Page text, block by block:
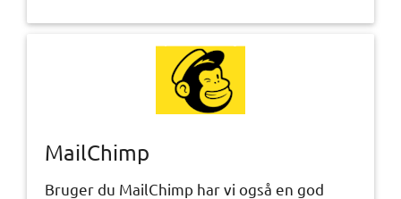
MailChimp
Bruger du MailChimp har vi også en god